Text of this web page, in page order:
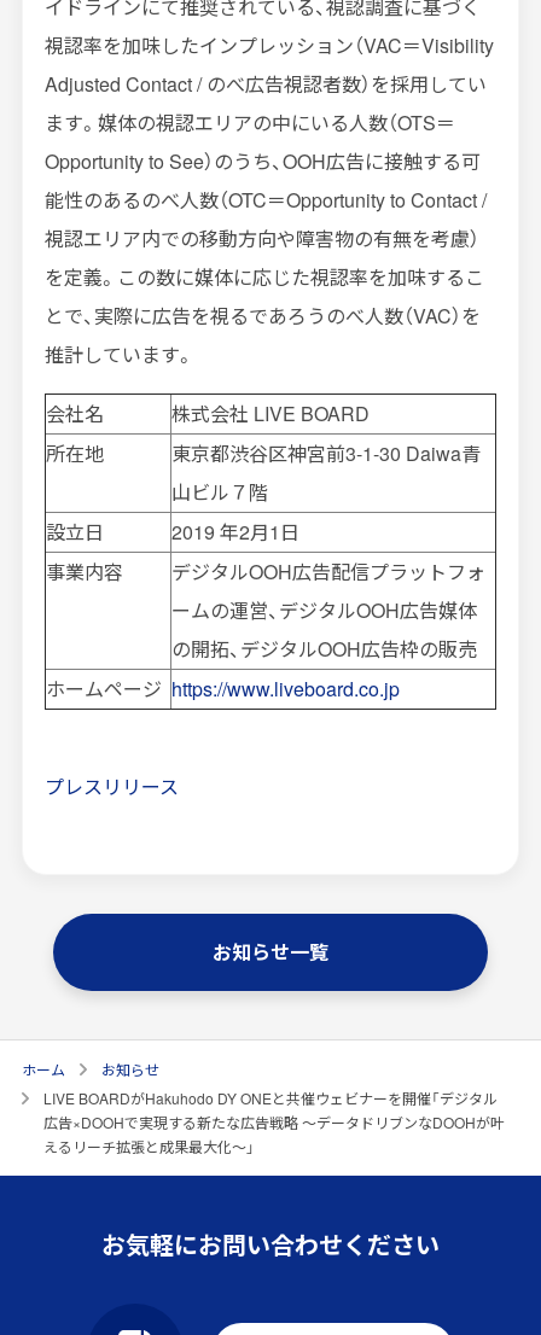
イドラインにて推奨されている、視認調査に基づく
視認率を加味したインプレッション（VAC＝Visibility
Adjusted Contact / のべ広告視認者数）を採用してい
ます。媒体の視認エリアの中にいる人数（OTS＝
Opportunity to See）のうち、OOH広告に接触する可
能性のあるのべ人数（OTC＝Opportunity to Contact /
視認エリア内での移動方向や障害物の有無を考慮）
を定義。この数に媒体に応じた視認率を加味するこ
とで、実際に広告を視るであろうのべ人数（VAC）を
推計しています。
会社名
株式会社 LIVE BOARD
所在地
東京都渋谷区神宮前3-1-30 Daiwa青
山ビル７階
設立日
2019 年2月1日
事業内容
デジタルOOH広告配信プラットフォ
ームの運営、デジタルOOH広告媒体
の開拓、デジタルOOH広告枠の販売
ホームページ https://www.liveboard.co.jp
プレスリリース
お知らせ一覧
ホーム
お知らせ
LIVE BOARDがHakuhodo DY ONEと共催ウェビナーを開催「デジタル
広告×DOOHで実現する新たな広告戦略 ～データドリブンなDOOHが叶
えるリーチ拡張と成果最大化～」
お気軽にお問い合わせください